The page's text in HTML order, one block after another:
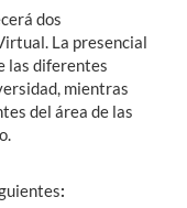
dos
La presencial
las diferentes
mientras
del área de las
: